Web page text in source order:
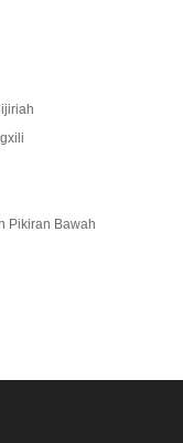
Pikiran Bawah